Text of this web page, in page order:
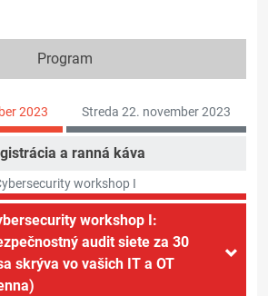
Program
2023 Streda 22. november 2023
a ranná káva
workshop I
workshop I:
audit siete za 30
skrýva vo vašich IT a OT